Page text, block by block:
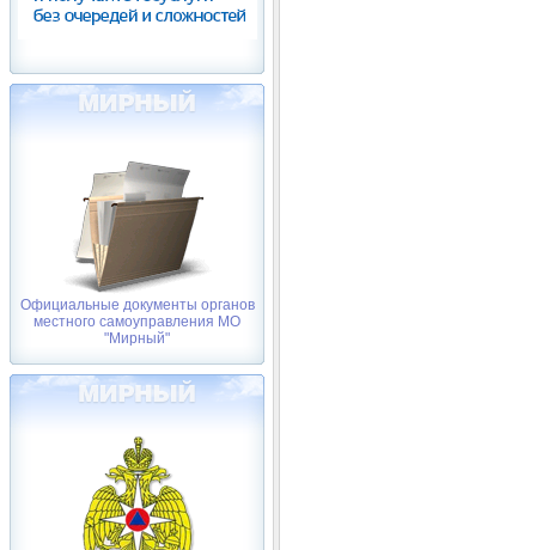
Официальные документы органов
местного самоуправления МО
"Мирный"